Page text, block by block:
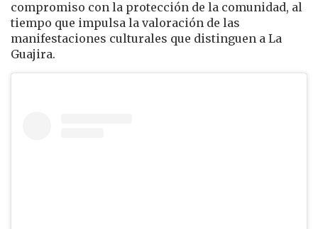
compromiso con la protección de la comunidad, al
tiempo que impulsa la valoración de las
manifestaciones culturales que distinguen a La
Guajira.